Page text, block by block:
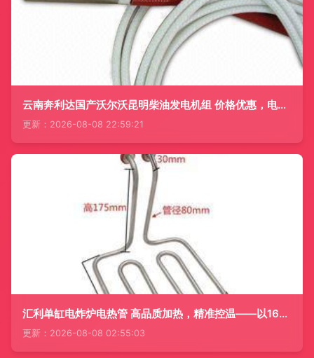
云南奔利达国产沃尔沃昆明柴油发电机组 价格优惠，电工电气采购首选
更新：2026-08-08 22:59:21
汇利单缸电炸炉电热管 高品质加热，精准控温——以1686组为例解析效果突破
更新：2026-08-08 02:55:03